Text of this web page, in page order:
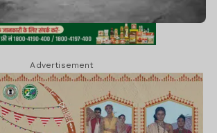
Advertisement